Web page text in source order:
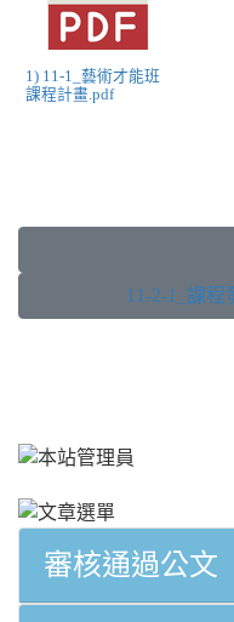
1) 11-1_藝術才能班
課程計畫.pdf
11-2-1_課
審核通過公文